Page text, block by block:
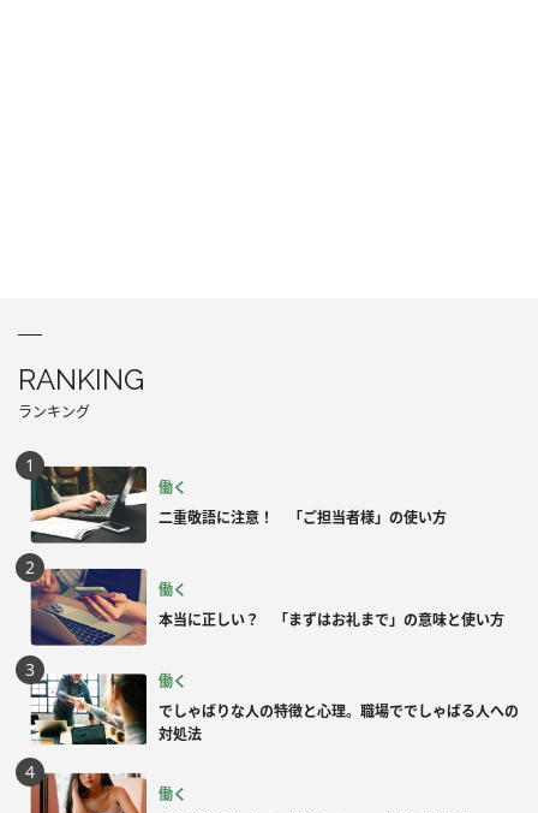
RANKING
ランキング
働く
二重敬語に注意！ 「ご担当者様」の使い方
働く
本当に正しい？ 「まずはお礼まで」の意味と使い方
働く
でしゃばりな人の特徴と心理。職場ででしゃばる人への
対処法
働く